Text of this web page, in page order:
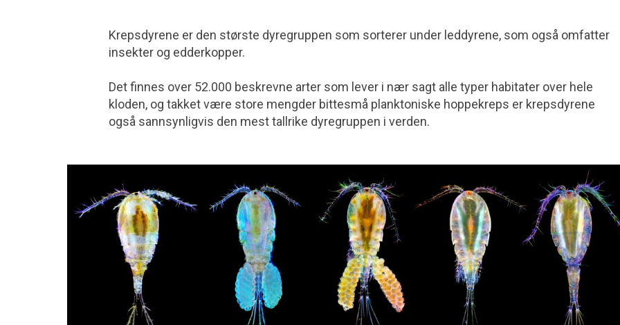
Krepsdyrene er den største dyregruppen som sorterer under leddyrene, som også omfatter
insekter og edderkopper.
Det finnes over 52.000 beskrevne arter som lever i nær sagt alle typer habitater over hele
kloden, og takket være store mengder bittesmå planktoniske hoppe­kreps er krepsdyrene
også sannsynligvis den mest tallrike dyregruppen i verden.